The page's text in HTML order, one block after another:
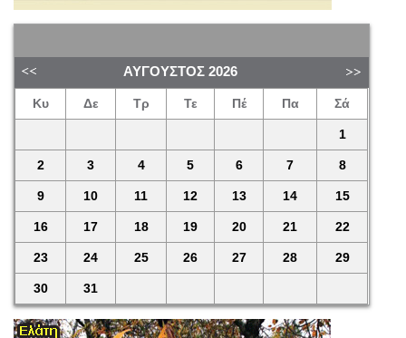
ΑΎΓΟΥΣΤΟΣ 2026
Κυ Δε Τρ Τε Πέ Πα Σά
1
2 3 4 5 6 7 8
9 10 11 12 13 14 15
16 17 18 19 20 21 22
23 24 25 26 27 28 29
30 31